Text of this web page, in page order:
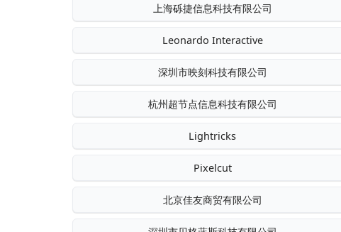
上海砾捷信息科技有限公司
Leonardo Interactive
深圳市映刻科技有限公司
杭州超节点信息科技有限公司
Lightricks
Pixelcut
北京佳友商贸有限公司